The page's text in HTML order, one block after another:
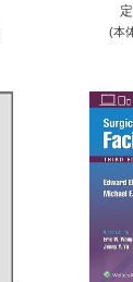
(本